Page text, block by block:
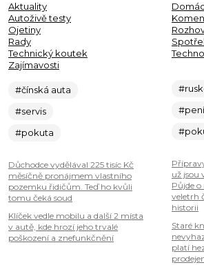
Aktuality
Autoživě testy
Ojetiny
Rady
Technický koutek
Zajímavosti
#čínská auta
#servis
#pokuta
Důchodce vydělával 225 tisíc Kč
měsíčně pronájmem vlastního
pozemku řidičům. Teď ho kvůli
tomu čeká soud
Klíček vedle mobilu a další 2 místa
v autě, kde hrozí jeho trvalé
poškození a znefunkčnění
už jsou
Půjde o
veletrh
historii
Staré
platí